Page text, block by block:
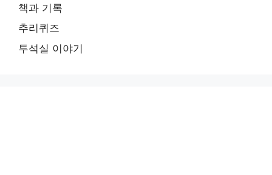
책과 기록
추리퀴즈
투석실 이야기